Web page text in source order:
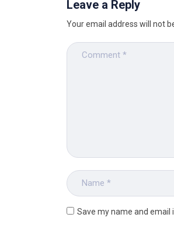
Leave a Reply
Your email address will not
Save my name and